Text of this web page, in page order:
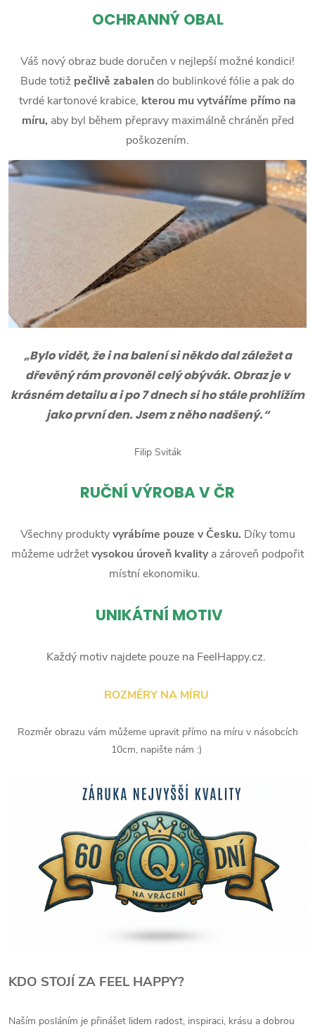
OCHRANNÝ OBAL
Váš nový obraz bude doručen v nejlepší možné kondici!
Bude totiž pečlivě zabalendo bublinkové fólie a pak do
tvrdé kartonové krabice, kterou mu vytváříme přímo na
míru, aby byl během přepravy maximálně chráněn před
poškozením.
„Bylo vidět, že i na balení si někdo dal záležet a
dřevěný rám provoněl celý obývák. Obraz je v
krásném detailu a i po 7 dnech si ho stále prohlížím
jako první den. Jsem z něho nadšený.“
Filip Sviták
RUČNÍ VÝROBA V ČR
Všechny produktyvyrábíme pouze v Česku. Díky tomu
můžeme udržetvysokou úroveň kvalitya zároveň podpořit
místní ekonomiku.
UNIKÁTNÍ MOTIV
Každý motiv najdete pouze na FeelHappy.cz.
ROZMĚRY NA MÍRU
Rozměr obrazu vám můžeme upravit přímo na míru v násobcích
10cm, napište nám :)
KDO STOJÍ ZA FEEL HAPPY?
Naším posláním je přinášet lidem radost, inspiraci, krásu a dobrou